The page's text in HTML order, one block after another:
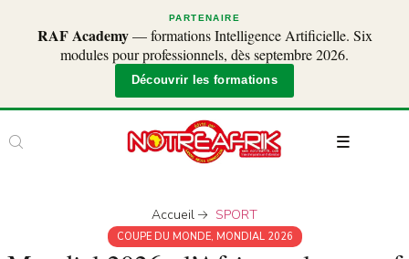
PARTENAIRE
RAF Academy— formations Intelligence Artificielle. Six
modules pour professionnels, dès septembre 2026.
Découvrir les formations
Accueil SPORT
COUPE DU MONDE, MONDIAL 2026